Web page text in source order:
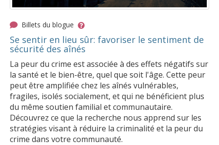
Billets du blogue
Se sentir en lieu sûr: favoriser le sentiment de
sécurité des aînés
La peur du crime est associée à des effets négatifs sur
la santé et le bien-être, quel que soit l'âge. Cette peur
peut être amplifiée chez les aînés vulnérables,
fragiles, isolés socialement, et qui ne bénéficient plus
du même soutien familial et communautaire.
Découvrez ce que la recherche nous apprend sur les
stratégies visant à réduire la criminalité et la peur du
crime dans votre communauté.